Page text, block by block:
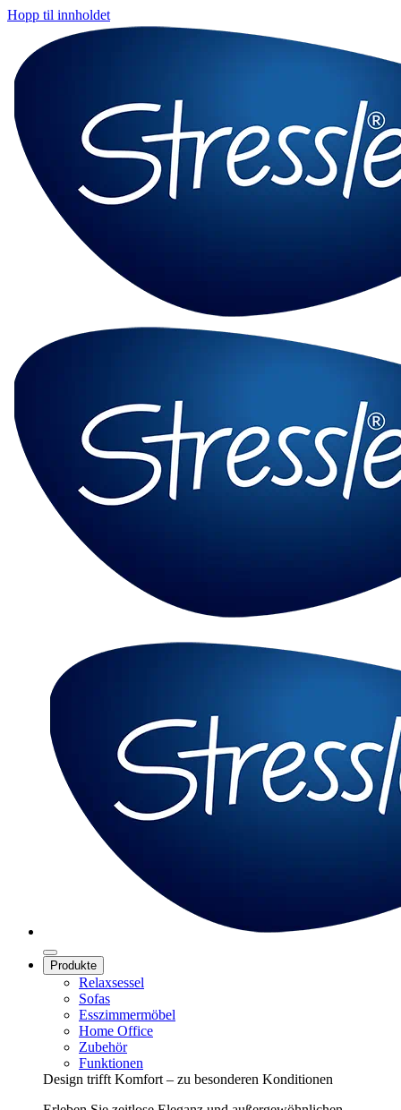
Hopp til innholdet
Produkte
Relaxsessel
Sofas
Esszimmermöbel
Home Office
Zubehör
Funktionen
Design trifft Komfort – zu besonderen Konditionen